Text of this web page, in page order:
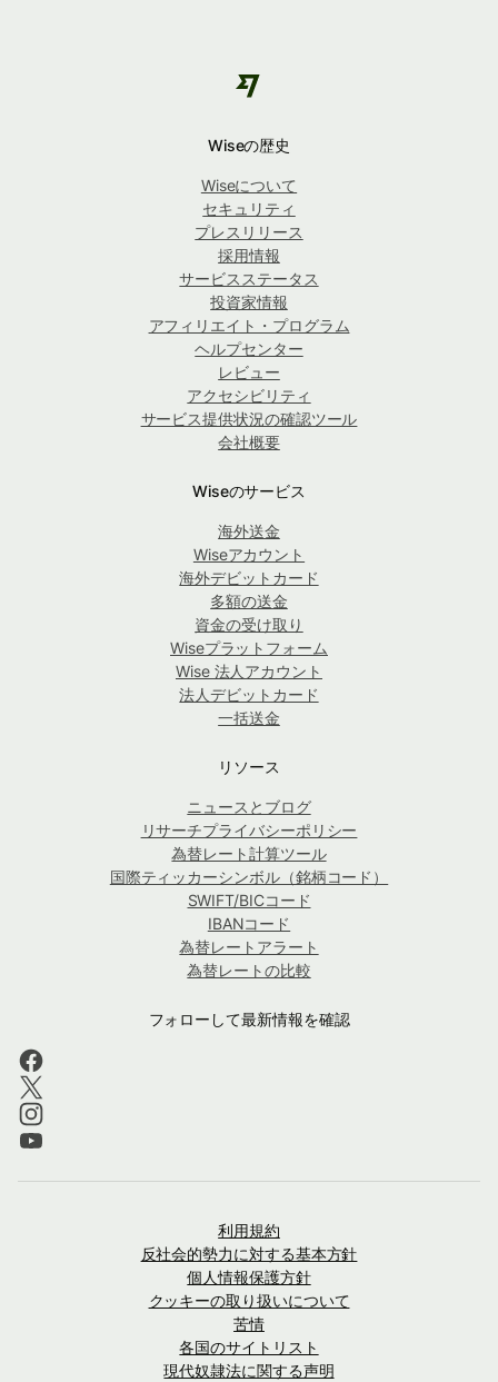
Wiseの歴史
Wiseについて
セキュリティ
プレスリリース
採用情報
サービスステータス
投資家情報
アフィリエイト・プログラム
ヘルプセンター
レビュー
アクセシビリティ
サービス提供状況の確認ツール
会社概要
Wiseのサービス
海外送金
Wiseアカウント
海外デビットカード
多額の送金
資金の受け取り
Wiseプラットフォーム
Wise 法人アカウント
法人デビットカード
一括送金
リソース
ニュースとブログ
リサーチプライバシーポリシー
為替レート計算ツール
国際ティッカーシンボル（銘柄コード）
SWIFT/BICコード
IBANコード
為替レートアラート
為替レートの比較
フォローして最新情報を確認
利用規約
反社会的勢力に対する基本方針
個人情報保護方針
クッキーの取り扱いについて
苦情
各国のサイトリスト
現代奴隷法に関する声明